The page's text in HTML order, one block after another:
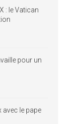
: le Vatican
pour un
avec le pape